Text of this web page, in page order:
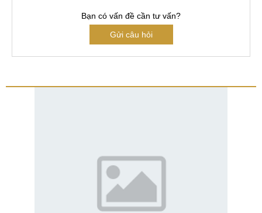
Bạn có vấn đề cần tư vấn?
Gửi câu hỏi